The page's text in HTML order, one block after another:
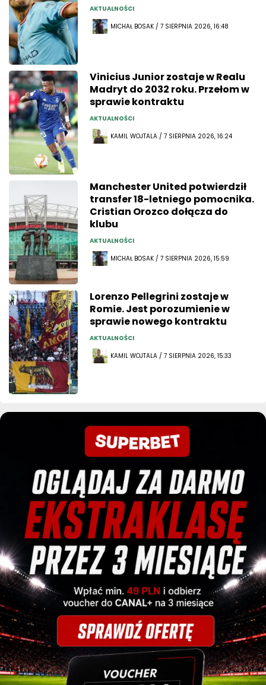
AKTUALNOŚCI
MICHAŁ BOSAK / 7 SIERPNIA 2026, 16:48
Vinicius Junior zostaje w Realu
Madryt do 2032 roku. Przełom w
sprawie kontraktu
AKTUALNOŚCI
KAMIL WOJTALA / 7 SIERPNIA 2026, 16:24
Manchester United potwierdził
transfer 18-letniego pomocnika.
Cristian Orozco dołącza do
klubu
AKTUALNOŚCI
MICHAŁ BOSAK / 7 SIERPNIA 2026, 15:59
Lorenzo Pellegrini zostaje w
Romie. Jest porozumienie w
sprawie nowego kontraktu
AKTUALNOŚCI
KAMIL WOJTALA / 7 SIERPNIA 2026, 15:33